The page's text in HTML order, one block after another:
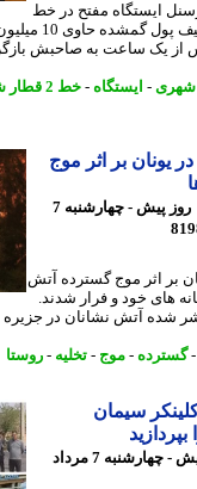
ایستگاه مفتح در خط
2 قطار شهری مشهد یک کیف پول
ساعت به صاحبش
- ایستگاه-خط 2 قطار شهری
بر اثر موج
8 روز پیش - چهارشنبه 7
اثر موج گسترده آتش
خود و فرار شدند.
آتش نشانان در جزیره
- موج -تخلیه-روستا
سیمان
8 روز پیش - چهارشنبه 7 مرداد